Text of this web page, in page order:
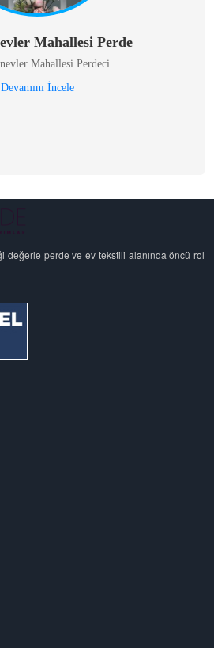
Mahallesi Perde
Mahallesi Perdeci
Devamını İncele
değerle perde ve ev tekstili alanında öncü rol